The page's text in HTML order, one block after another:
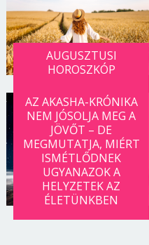
AUGUSZTUSI
HOROSZKÓP
AZ AKASHA-KRÓNIKA
NEM JÓSOLJA MEG A
JÖVŐT – DE
MEGMUTATJA, MIÉRT
ISMÉTLŐDNEK
UGYANAZOK A
HELYZETEK AZ
ÉLETÜNKBEN
Jelszó
Mégse